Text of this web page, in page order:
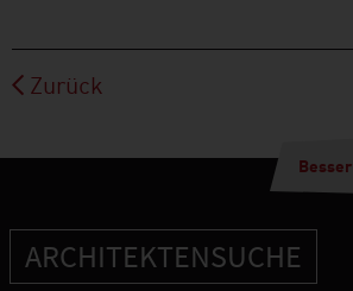
Zurück
Besser
ARCHITEKTENSUCHE